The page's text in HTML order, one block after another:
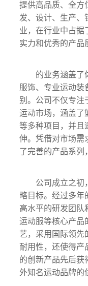
提供高品质、全方
发、设计、生产、
业，在行业中占据
实力和优秀的产品
的业务涵盖了
服饰、专业运动装
别。公司不仅专注
运动市场，涵盖了
等多种项目，并且
伸。凭借对市场需
了完善的产品系列
公司成立之初
略目标。经过多年
高水平的研发团队
运动服等核心产品
艺，采用国际领先
耐用性，还使得产
的创新产品先后获
外知名运动品牌的